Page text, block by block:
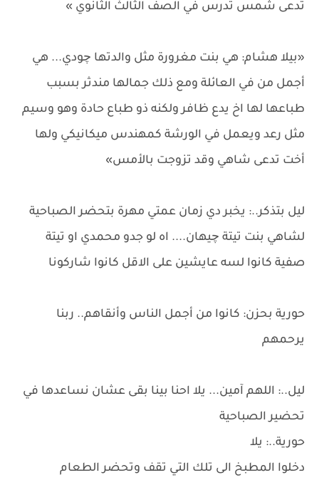
تدعى شمس تدرس في الصف الثالث الثانوي »
«بيلا هشام: هي بنت مغرورة مثل والدتها چودي... هي
أجمل من في العائلة ومع ذلك جمالها مندثر بسبب
طباعها لها اخ يدع ظافر ولكنه ذو طباع حادة وهو وسيم
مثل رعد ويعمل في الورشة كمهندس ميكانيكي ولها
أخت تدعى شاهي وقد تزوجت بالأمس»
ليل بتذكر..: يخبر دي زمان عمتي مهرة بتحضر الصباحية
لشاهي بنت تيتة چيهان.... اه لو جدو محمدي او تيتة
صفية كانوا لسه عايشين على الاقل كانوا شاركونا
حورية بحزن: كانوا من أجمل الناس وأنقاهم.. ربنا
يرحمهم
ليل..: اللهم آمين... يلا احنا بينا بقى عشان نساعدها في
تحضير الصباحية
حورية..: يلا
دخلوا المطبخ الى تلك التي تقف وتحضر الطعام